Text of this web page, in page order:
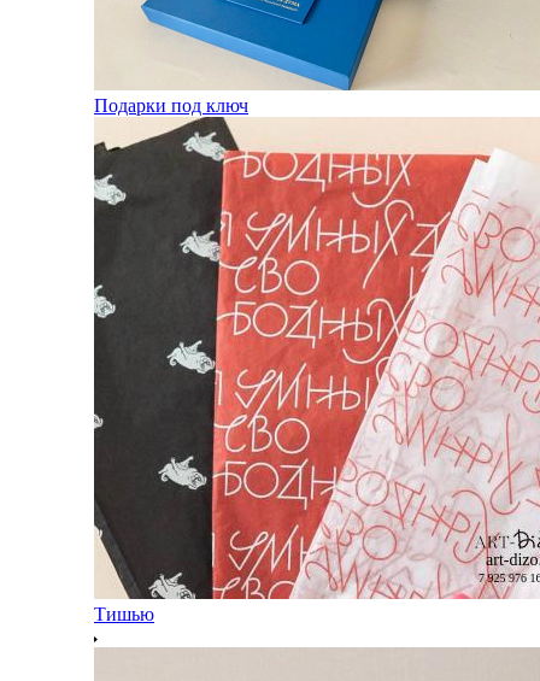
Подарки под ключ
Тишью